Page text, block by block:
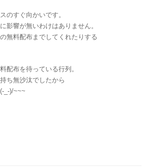
のすぐ向かいです。
影響が無いわけはありません。
無料配布までしてくれたりする
配布を待っている行列。
ち無沙汰でしたから
_-)/~~~